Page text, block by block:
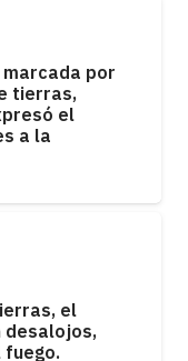
marcada por
tierras,
el
a la
el
desalojos,
fuego.